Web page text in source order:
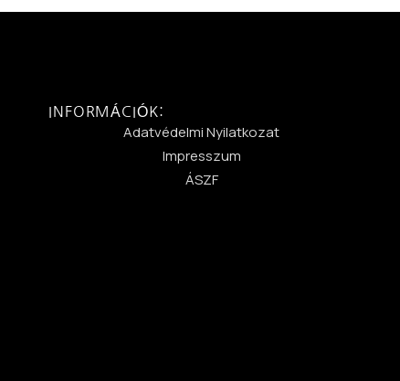
INFORMÁCIÓK:
Adatvédelmi Nyilatkozat
Impresszum
ÁSZF